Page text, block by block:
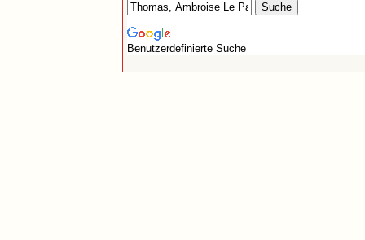
Benutzerdefinierte Suche